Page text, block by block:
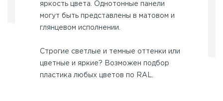
яркость цвета. Однотонные панели
могут быть представлены в матовом и
глянцевом исполнении.
Строгие светлые и темные оттенки или
цветные и яркие? Возможен подбор
пластика любых цветов по RAL.